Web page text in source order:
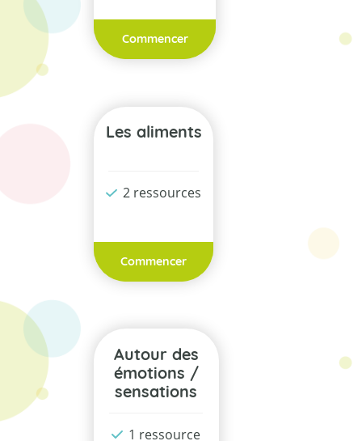
Commencer
Les aliments
2 ressources
Commencer
Autour des
émotions /
sensations
1 ressource